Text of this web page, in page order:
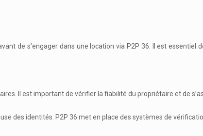
de s’engager dans une location via P2P 36. Il est essentiel
Il est important de vérifier la fiabilité du propriétaire et de
des identités. P2P 36 met en place des systèmes de